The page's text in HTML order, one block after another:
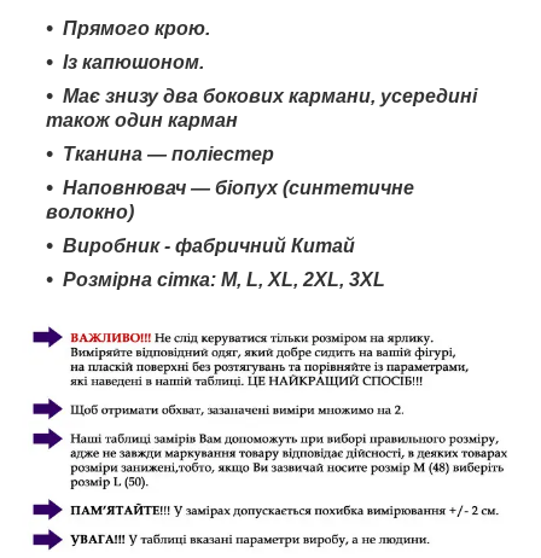
Прямого крою.
Із капюшоном.
Має знизу два бокових кармани, усередині
також один карман
Тканина — поліестер
Наповнювач — біопух (синтетичне
волокно)
Виробник - фабричний Китай
Розмірна сітка: M, L, XL, 2XL, 3XL